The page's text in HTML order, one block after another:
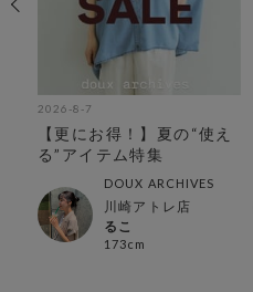
2026-8-7
【更にお得！】夏の“使え
る”アイテム特集
DOUX ARCHIVES
川崎アトレ店
るこ
173cm